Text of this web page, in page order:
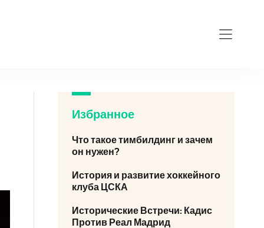
Избранное
Что такое тимбилдинг и зачем
он нужен?
История и развитие хоккейного
клуба ЦСКА
Исторические Встречи: Кадис
Против Реал Мадрид